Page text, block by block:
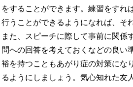
をすることができます。練習をすれ
行うことができるようになれば、そ
また、スピーチに際して事前に関係
問への回答を考えておくなどの良い
裕を持つこともあがり症の対策にな
るようにしましょう。気心知れた友